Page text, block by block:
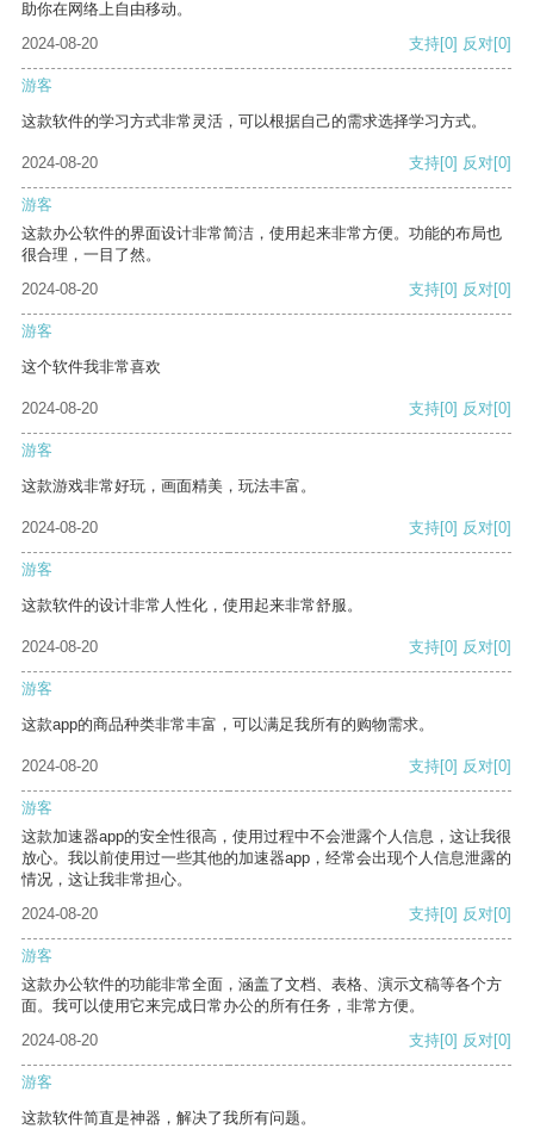
助你在网络上自由移动。
2024-08-20
支持[0] 反对[0]
游客
这款软件的学习方式非常灵活，可以根据自己的需求选择学习方式。
2024-08-20 支持[0] 反对[0]
游客
这款办公软件的界面设计非常简洁，使用起来非常方便。功能的布局也
很合理，一目了然。
2024-08-20
支持[0] 反对[0]
游客
这个软件我非常喜欢
2024-08-20 支持[0] 反对[0]
游客
这款游戏非常好玩，画面精美，玩法丰富。
2024-08-20 支持[0] 反对[0]
游客
这款软件的设计非常人性化，使用起来非常舒服。
2024-08-20 支持[0] 反对[0]
游客
这款app的商品种类非常丰富，可以满足我所有的购物需求。
2024-08-20 支持[0] 反对[0]
游客
这款加速器app的安全性很高，使用过程中不会泄露个人信息，这让我很
放心。我以前使用过一些其他的加速器app，经常会出现个人信息泄露的
情况，这让我非常担心。
2024-08-20
支持[0] 反对[0]
游客
这款办公软件的功能非常全面，涵盖了文档、表格、演示文稿等各个方
面。我可以使用它来完成日常办公的所有任务，非常方便。
2024-08-20
支持[0] 反对[0]
游客
这款软件简直是神器，解决了我所有问题。